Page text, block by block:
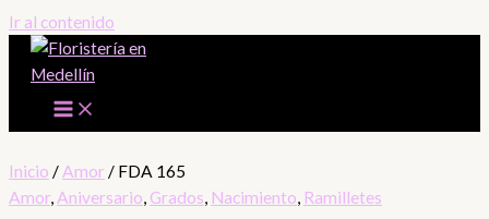
Ir al contenido
Inicio / Amor/ FDA 165
Amor, Aniversario, Grados, Nacimiento, Ramilletes